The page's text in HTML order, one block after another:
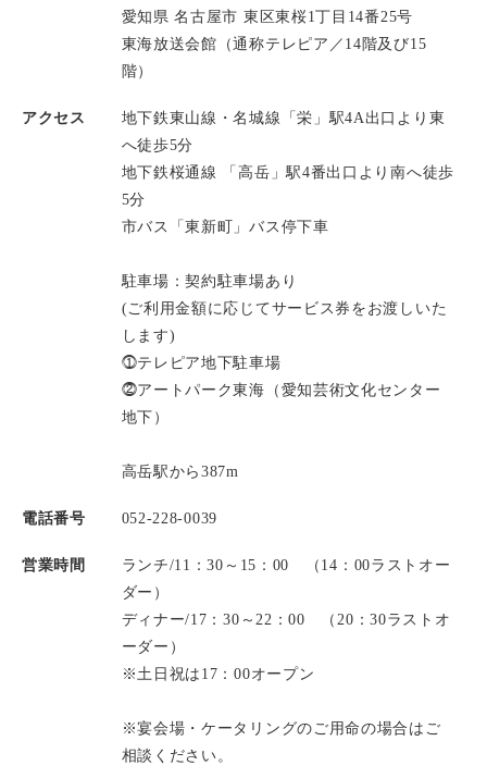
愛知県 名古屋市 東区東桜1丁目14番25号
東海放送会館（通称テレピア／14階及び15
階）
アクセス
地下鉄東山線・名城線「栄」駅4A出口より東
へ徒歩5分
地下鉄桜通線 「高岳」駅4番出口より南へ徒歩
5分
市バス「東新町」バス停下車
駐車場：契約駐車場あり
(ご利用金額に応じてサービス券をお渡しいた
します)
⓵テレピア地下駐車場
⓶アートパーク東海（愛知芸術文化センター
地下）
高岳駅から387m
電話番号 052-228-0039
営業時間
ランチ/11：30～15：00 （14：00ラストオー
ダー）
ディナー/17：30～22：00 （20：30ラストオ
ーダー）
※土日祝は17：00オープン
※宴会場・ケータリングのご用命の場合はご
相談ください。